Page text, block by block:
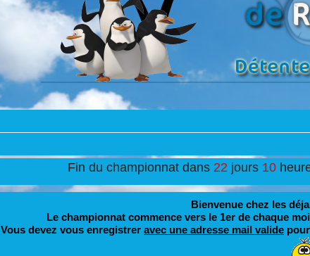
Fin du championnat dans 22 jours 10
Bienvenue chez les
Le championnat commence vers le 1er de chaque
Vous devez vous enregistrer avec une adresse mail valide